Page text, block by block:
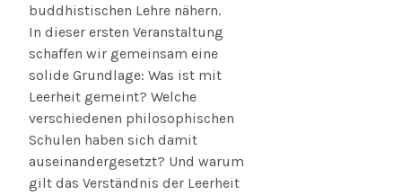
buddhistischen Lehre nähern.
In dieser ersten Veranstaltung
schaffen wir gemeinsam eine
solide Grundlage: Was ist mit
Leerheit gemeint? Welche
verschiedenen philosophischen
Schulen haben sich damit
auseinandergesetzt? Und warum
gilt das Verständnis der Leerheit